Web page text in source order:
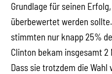
Grundlage für seinen
überbewertet werden
stimmten nur knapp 25%
Clinton bekam insgesamt
Dass sie trotzdem die Wahl